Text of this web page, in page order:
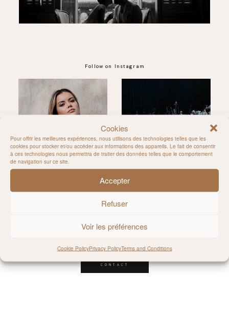
Cookies
Pour offrir les meilleures expériences, nous utilisons des technologies telles que les
cookies pour stocker et/ou accéder aux informations des appareils. Le fait de consentir
à ces technologies nous permettra de traiter des données telles que le comportement
de navigation sur ce site.
Accepter
Refuser
Voir les préférences
Cookie PolicyPrivacy PolicyTerms and Conditions
Follow on Instagram
CONTACT